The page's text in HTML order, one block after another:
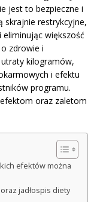
jest to bezpieczne i
skrajnie restrykcyjne,
większość
zdrowie i
kilogramów,
i efektu
programu.
oraz zaletom
efektów można
jadłospis diety